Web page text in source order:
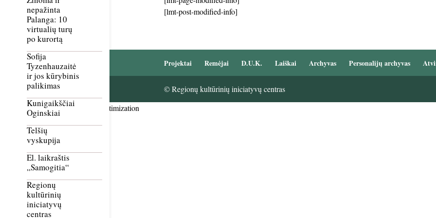
nepažinta
Palanga: 10
virtualių turų
po kurortą
Sofija
Tyzenhauzaitė
ir jos kūrybinis
palikimas
Kunigaikščiai
Oginskiai
Telšių
vyskupija
El. laikraštis
„Samogitia“
Regionų
kultūrinių
iniciatyvų
centras
[lmt-post-modified-info]
Projektai Remėjai D.U.K. Laiškai Archyvas Personalijų archyvas
© Regionų kultūrinių iniciatyvų centras
Smush Image Compression and Optimization